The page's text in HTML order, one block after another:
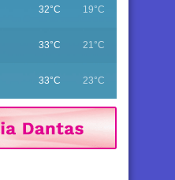
32°C 19°C
33°C 21°C
33°C 23°C